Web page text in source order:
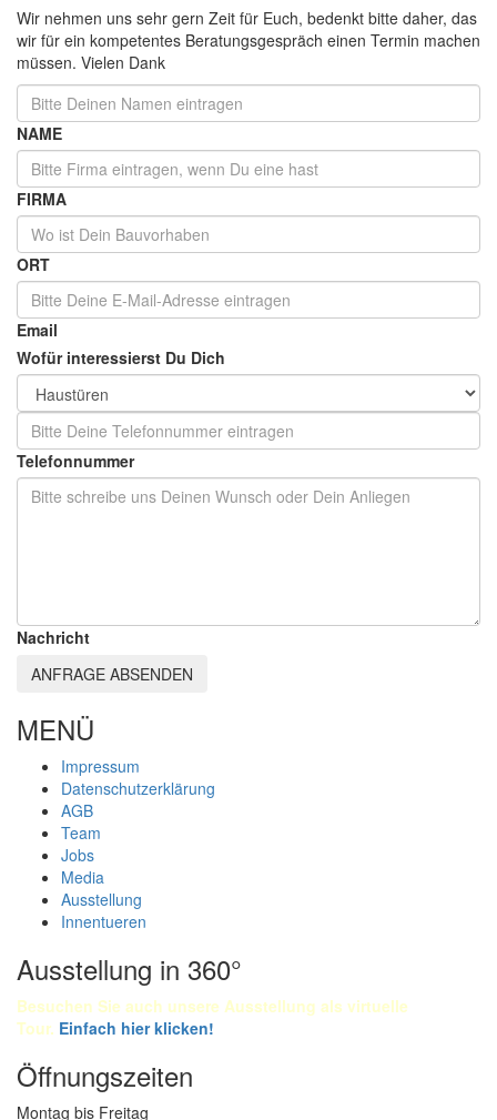
Wir nehmen uns sehr gern Zeit für Euch, bedenkt bitte daher, das
wir für ein kompetentes Beratungsgespräch einen Termin machen
müssen. Vielen Dank
NAME
FIRMA
ORT
Email
Wofür interessierst Du Dich
Telefonnummer
Nachricht
ANFRAGE ABSENDEN
MENÜ
Impressum
Datenschutzerklärung
AGB
Team
Jobs
Media
Ausstellung
Innentueren
Ausstellung in 360°
Besuchen Sie auch unsere Ausstellung als virtuelle
Tour. Einfach hier klicken!
Öffnungszeiten
Montag bis Freitag